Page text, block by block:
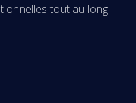
tout au long